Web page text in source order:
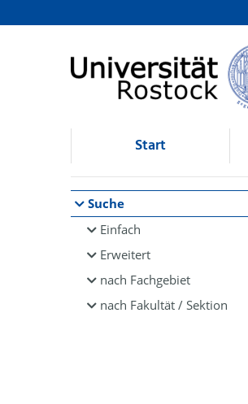
Browsen
direkt zum Inhalt
Start
Suche
Einfach
Erweitert
nach Fachgebiet
nach Fakultät / Sektion